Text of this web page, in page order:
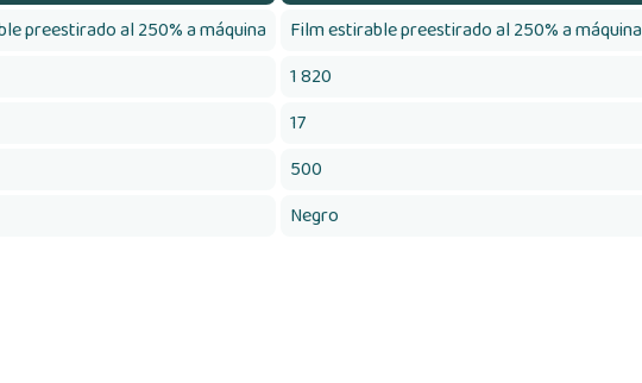
preestirado al 250% a máquina Film estirable preestirado al 250% a máquina
1 820
17
500
Negro